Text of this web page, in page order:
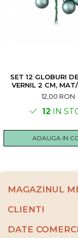
SET 12 GLOBURI
VERNIL 2 CM,
12,00 RON
12 IN
ADAUGA IN
MAGAZINUL
CLIENTI
DATE